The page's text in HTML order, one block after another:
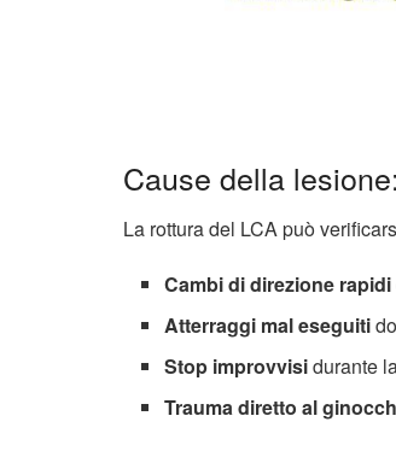
Cause della lesione:
La rottura del LCA può
Cambi di direzione rapidi
Atterraggi mal eseguiti
Stop improvvisidurante
Trauma diretto al